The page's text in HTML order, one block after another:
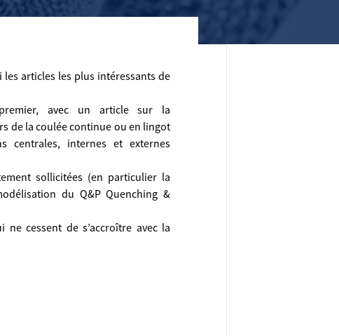
articles les plus intéressants de
avec un article sur la
de la coulée continue ou en lingot
centrales, internes et externes
sollicitées (en particulier la
du Q&P Quenching &
ne cessent de s’accroître avec la